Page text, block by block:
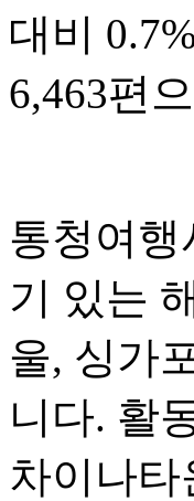
대비
6,463편
통청여
기 있는
울, 싱가
니다. 활
차이나